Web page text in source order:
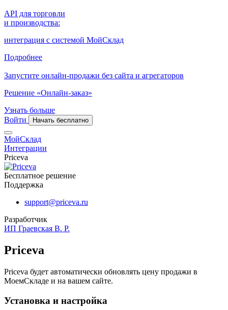
API для торговли
и производства:
интеграция с системой МойСклад
Подробнее
Запустите онлайн-продажи без сайта и агрегаторов
Решение «Онлайн-заказ»
Узнать больше
Войти
Начать бесплатно
МойСклад
Интеграции
Priceva
Бесплатное решение
Поддержка
support@priceva.ru
Разработчик
ИП Граевская В. Р.
Priceva
Priceva будет автоматически обновлять цену продажи в
МоемСкладе и на вашем сайте.
Установка и настройка